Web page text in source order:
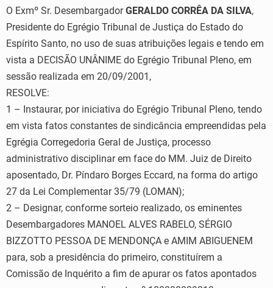
O Exmº Sr. DesembargadorGERALDO CORRÊA DA SILVA,
Presidente do Egrégio Tribunal de Justiça do Estado do
Espírito Santo, no uso de suas atribuições legais e tendo em
vista a DECISÃO UNÂNIME do Egrégio Tribunal Pleno, em
sessão realizada em 20/09/2001,
RESOLVE:
1 – Instaurar, por iniciativa do Egrégio Tribunal Pleno, tendo
em vista fatos constantes de sindicância empreendidas pela
Egrégia Corregedoria Geral de Justiça, processo
administrativo disciplinar em face do MM. Juiz de Direito
aposentado, Dr. Píndaro Borges Eccard, na forma do artigo
27 da Lei Complementar 35/79 (LOMAN);
2 – Designar, conforme sorteio realizado, os eminentes
Desembargadores MANOEL ALVES RABELO, SÉRGIO
BIZZOTTO PESSOA DE MENDONÇA e AMIM ABIGUENEM
para, sob a presidência do primeiro, constituírem a
Comissão de Inquérito a fim de apurar os fatos apontados